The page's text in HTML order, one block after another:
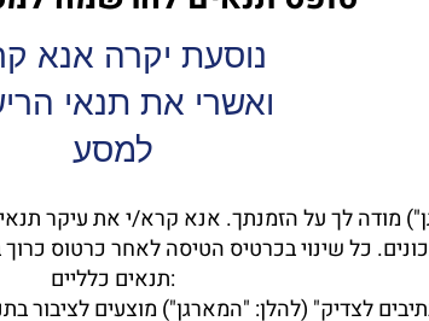
and edit me. It's easy.
נוסעת יקרה אנא
ואשרי את תנאי
למסע
תנאים כלליים: